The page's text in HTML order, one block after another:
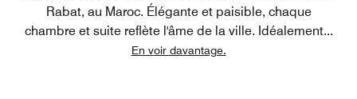
Rabat, au Maroc. Élégante et paisible, chaque
chambre et suite reflète l'âme de la ville. Idéalement...
En voir davantage.